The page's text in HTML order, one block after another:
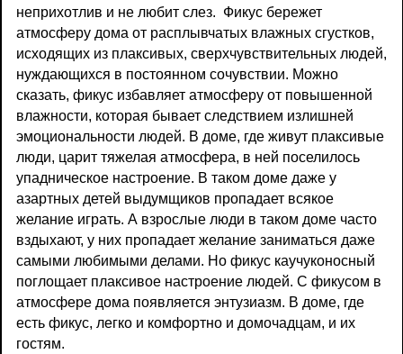
неприхотлив и не любит слез. Фикус бережет
атмосферу дома от расплывчатых влажных сгустков,
исходящих из плаксивых, сверхчувствительных людей,
нуждающихся в постоянном сочувствии. Можно
сказать, фикус избавляет атмосферу от повышенной
влажности, которая бывает следствием излишней
эмоциональности людей. В доме, где живут плаксивые
люди, царит тяжелая атмосфера, в ней поселилось
упадническое настроение. В таком доме даже у
азартных детей выдумщиков пропадает всякое
желание играть. А взрослые люди в таком доме часто
вздыхают, у них пропадает желание заниматься даже
самыми любимыми делами. Но фикус каучуконосный
поглощает плаксивое настроение людей. С фикусом в
атмосфере дома появляется энтузиазм. В доме, где
есть фикус, легко и комфортно и домочадцам, и их
гостям.